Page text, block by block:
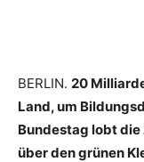
BERLIN. 20
Land, um
Bundestag lobt
über den grünen